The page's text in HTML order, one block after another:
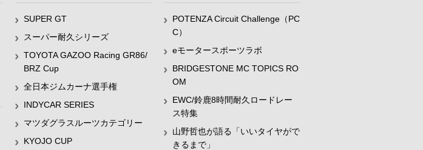
SUPER GT
スーパー耐久シリーズ
TOYOTA GAZOO Racing GR86/
BRZ Cup
全日本ジムカーナ選手権
INDYCAR SERIES
マツダグラスルーツカテゴリー
KYOJO CUP
POTENZA Circuit Challenge（PC
C）
eモータースポーツラボ
BRIDGESTONE MC TOPICS RO
OM
EWC/鈴鹿8時間耐久ロードレー
ス特集
山野哲也が語る「いいタイヤがで
きるまで」